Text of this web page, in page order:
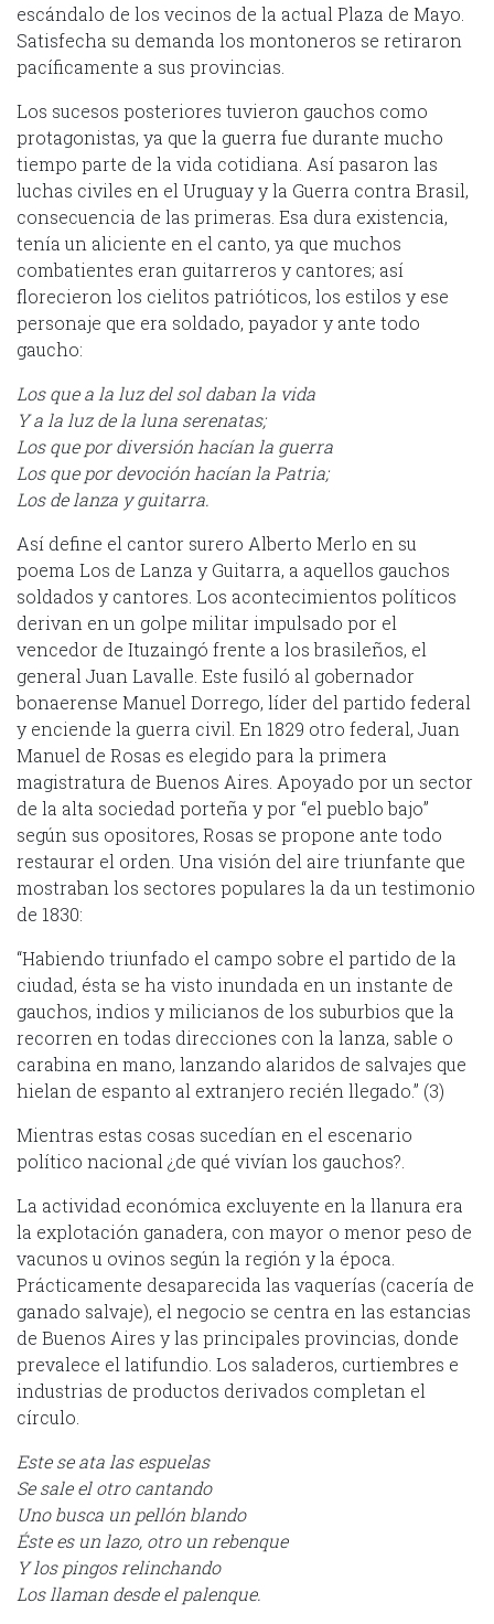
escándalo de los vecinos de la actual Plaza de Mayo.
Satisfecha su demanda los montoneros se retiraron
pacíficamente a sus provincias.
Los sucesos posteriores tuvieron gauchos como
protagonistas, ya que la guerra fue durante mucho
tiempo parte de la vida cotidiana. Así pasaron las
luchas civiles en el Uruguay y la Guerra contra Brasil,
consecuencia de las primeras. Esa dura existencia,
tenía un aliciente en el canto, ya que muchos
combatientes eran guitarreros y cantores; así
florecieron los cielitos patrióticos, los estilos y ese
personaje que era soldado, payador y ante todo
gaucho:
Los que a la luz del sol daban la vida
Y a la luz de la luna serenatas;
Los que por diversión hacían la guerra
Los que por devoción hacían la Patria;
Los de lanza y guitarra.
Así define el cantor surero Alberto Merlo en su
poema Los de Lanza y Guitarra, a aquellos gauchos
soldados y cantores. Los acontecimientos políticos
derivan en un golpe militar impulsado por el
vencedor de Ituzaingó frente a los brasileños, el
general Juan Lavalle. Este fusiló al gobernador
bonaerense Manuel Dorrego, líder del partido federal
y enciende la guerra civil. En 1829 otro federal, Juan
Manuel de Rosas es elegido para la primera
magistratura de Buenos Aires. Apoyado por un sector
de la alta sociedad porteña y por “el pueblo bajo”
según sus opositores, Rosas se propone ante todo
restaurar el orden. Una visión del aire triunfante que
mostraban los sectores populares la da un testimonio
de 1830:
“Habiendo triunfado el campo sobre el partido de la
ciudad, ésta se ha visto inundada en un instante de
gauchos, indios y milicianos de los suburbios que la
recorren en todas direcciones con la lanza, sable o
carabina en mano, lanzando alaridos de salvajes que
hielan de espanto al extranjero recién llegado.” (3)
Mientras estas cosas sucedían en el escenario
político nacional ¿de qué vivían los gauchos?.
La actividad económica excluyente en la llanura era
la explotación ganadera, con mayor o menor peso de
vacunos u ovinos según la región y la época.
Prácticamente desaparecida las vaquerías (cacería de
ganado salvaje), el negocio se centra en las estancias
de Buenos Aires y las principales provincias, donde
prevalece el latifundio. Los saladeros, curtiembres e
industrias de productos derivados completan el
círculo.
Este se ata las espuelas
Se sale el otro cantando
Uno busca un pellón blando
Éste es un lazo, otro un rebenque
Y los pingos relinchando
Los llaman desde el palenque.